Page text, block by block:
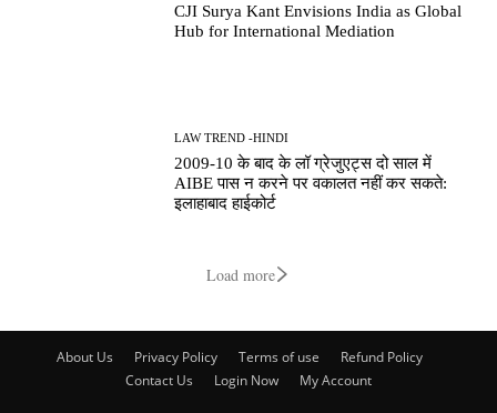
CJI Surya Kant Envisions India as Global
Hub for International Mediation
LAW TREND -HINDI
2009-10 के बाद के लॉ ग्रेजुएट्स दो साल में
AIBE पास न करने पर वकालत नहीं कर सकते:
इलाहाबाद हाईकोर्ट
Load more
About Us Privacy Policy Terms of use
Refund Policy
Contact Us
Login Now My Account